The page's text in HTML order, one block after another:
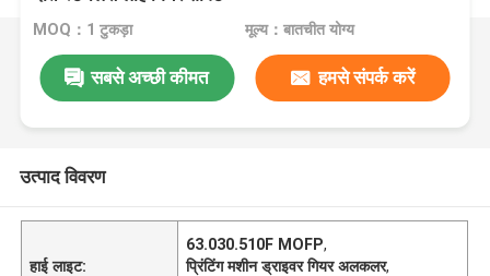
MOQ：1 टुकड़ा मूल्य：बातचीत योग्य
सबसे अच्छी कीमत हमसे संपर्क करें
उत्पाद विवरण
हाई लाइट:
63.030.510F MOFP,
प्रिंटिंग मशीन ड्राइवर गियर अलकलर,